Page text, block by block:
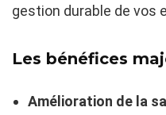
gestion durable de vos
Les bénéfices
Amélioration de la